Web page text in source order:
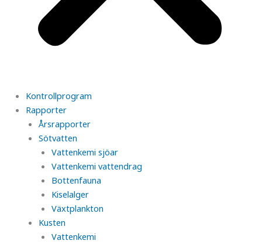
Kontrollprogram
Rapporter
Årsrapporter
Sötvatten
Vattenkemi sjöar
Vattenkemi vattendrag
Bottenfauna
Kiselalger
Växtplankton
Kusten
Vattenkemi